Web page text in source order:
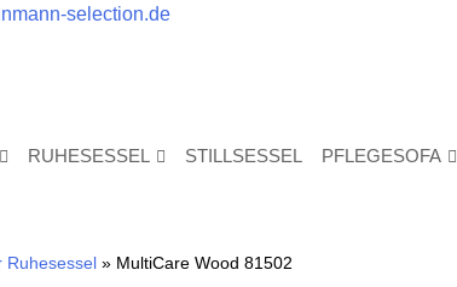
selection.de
RUHESESSEL STILLSESSEL PFLEGESOFA
Ruhesessel » MultiCare Wood 81502